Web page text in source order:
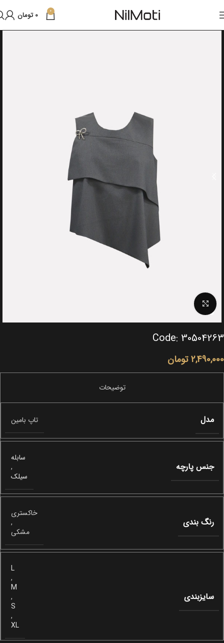
0
0 تومان
Click to enlarge
Code: 30504263
2,490,000 تومان
مدل تاپ بامین
جنس پارچه
سابله
,
سیلک
رنگ بندی
خاکستری
,
مشکی
سایزبندی
L
,
M
,
S
,
XL